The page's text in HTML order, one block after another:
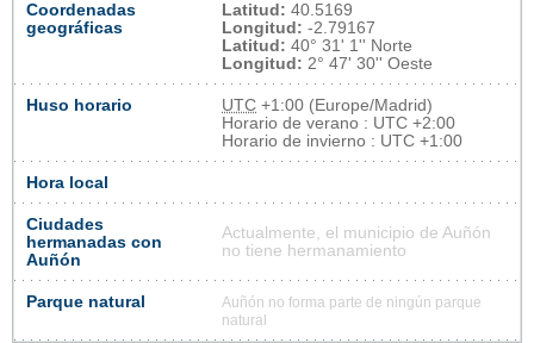
Coordenadas
geográficas
Latitud: 40.5169
Longitud: -2.79167
Latitud: 40° 31' 1'' Norte
Longitud: 2° 47' 30'' Oeste
Huso horario UTC +1:00 (Europe/Madrid)
Horario de verano : UTC +2:00
Horario de invierno : UTC +1:00
Hora local
Ciudades
hermanadas con
Auñón
Actualmente, el municipio de Auñón
no tiene hermanamiento
Parque natural
Auñón no forma parte de ningún parque
natural